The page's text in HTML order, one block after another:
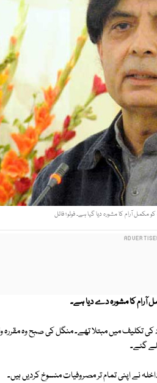
آرام کا مشورہ دیا گیا ہے۔ فوٹو؛ فائل
آرام کا مشورہ دے دیا ہے۔
تکلیف میں مبتلا تھے۔ منگل کی صبح وہ مقررہ
گئے۔
نے اپنی تمام تر مصروفیات منسوخ کردیں ہیں۔